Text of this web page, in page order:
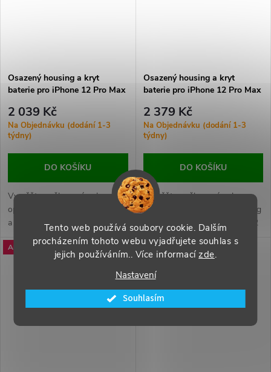
Tento web používá soubory cookie. Dalším
procházením tohoto webu vyjadřujete souhlas s
jejich používáním.. Více informacízde.
Nastavení
Souhlasím
Osazený housing a kryt
baterie pro iPhone 12 Pro Max
2 039 Kč
Na Objednávku (dodání 1-3
týdny)
DO KOŠÍKU
Vyměňte poškozený nebo
opotřebovaný osazený housing
a kryt baterie svého iPhonu 12
Pro Max. Součástí je logo Apple
a všechny potřebné
komponenty pro snadnou
Osazený housing a kryt
baterie pro iPhone 12 Pro Max
2 379 Kč
Na Objednávku (dodání 1-3
týdny)
DO KOŠÍKU
Vyměňte poškozený nebo
opotřebovaný osazený housing
a kryt baterie svého iPhonu 12
Pro Max. Součástí je logo Apple
a všechny potřebné
montáž.
Akce Akce